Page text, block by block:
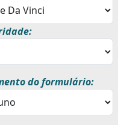
do formulário: